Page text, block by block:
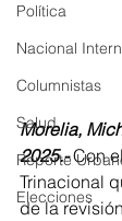
Política
Nacional
Columnistas
Salud
Reporte
Elecciones
Morelia,
2025.- Con
Trinacional
de la